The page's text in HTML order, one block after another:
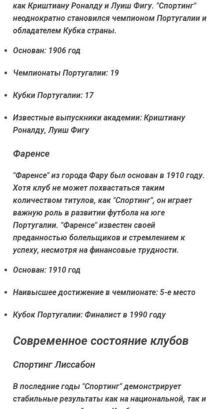
как Криштиану Роналду и Луиш Фигу. "Спортинг"
неоднократно становился чемпионом Португалии и
обладателем Кубка страны.
Основан: 1906 год
Чемпионаты Португалии: 19
Кубки Португалии: 17
Известные выпускники академии: Криштиану
Роналду, Луиш Фигу
Фаренсе
"Фаренсе" из города Фару был основан в 1910 году.
Хотя клуб не может похвастаться таким
количеством титулов, как "Спортинг", он играет
важную роль в развитии футбола на юге
Португалии. "Фаренсе" известен своей
преданностью болельщиков и стремлением к
успеху, несмотря на финансовые трудности.
Основан: 1910 год
Наивысшее достижение в чемпионате: 5-е место
Кубок Португалии: Финалист в 1990 году
Современное состояние клубов
Спортинг Лиссабон
В последние годы "Спортинг" демонстрирует
стабильные результаты как на национальной, так и